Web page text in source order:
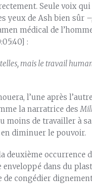
Seule voix qui
yeux de Ash bien sûr
médical de
:
mais le travail
l’une après
la narratrice des
de travailler à sa
diminuer le pouvoir.
deuxième occurrence
enveloppé dans du
de congédier